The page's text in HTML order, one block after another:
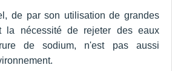
de par son utilisation de grandes
la nécessité de rejeter des eaux
de sodium, n'est pas aussi